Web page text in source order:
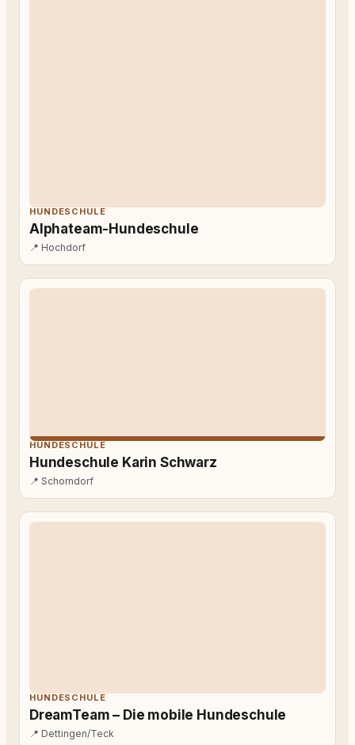
HUNDESCHULE
Alphateam-Hundeschule
📍 Hochdorf
HUNDESCHULE
Hundeschule Karin Schwarz
📍 Schorndorf
HUNDESCHULE
DreamTeam – Die mobile Hundeschule
📍 Dettingen/Teck